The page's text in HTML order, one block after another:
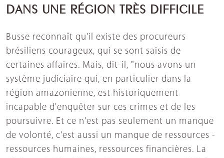
DANS UNE RÉGION TRÈS DIFFICILE
Busse reconnaît qu'il existe des procureurs
brésiliens courageux, qui se sont saisis de
certaines affaires. Mais, dit-il, "nous avons un
système judiciaire qui, en particulier dans la
région amazonienne, est historiquement
incapable d'enquêter sur ces crimes et de les
poursuivre. Et ce n'est pas seulement un manque
de volonté, c'est aussi un manque de ressources -
ressources humaines, ressources financières. La